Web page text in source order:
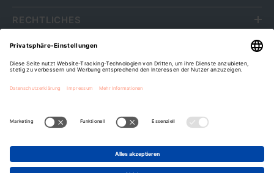
RECHTLICHES
ÜBER UNS
Cookie-Einstellungen
Zahlungsarten